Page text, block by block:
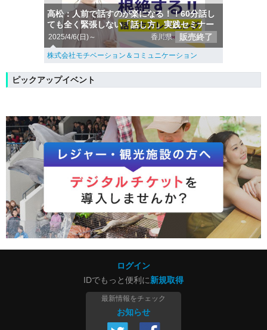
高松：人前で話すのが楽になる！！60分話し
ても全く緊張しない「話し方」実践セミナー
2025/4/6(日)～ 香川県 販売終了
株式会社モチベーション＆コミュニケーション
ピックアップイベント
ログイン
IDでもっと便利に新規取得
最新情報をチェック
お知らせ